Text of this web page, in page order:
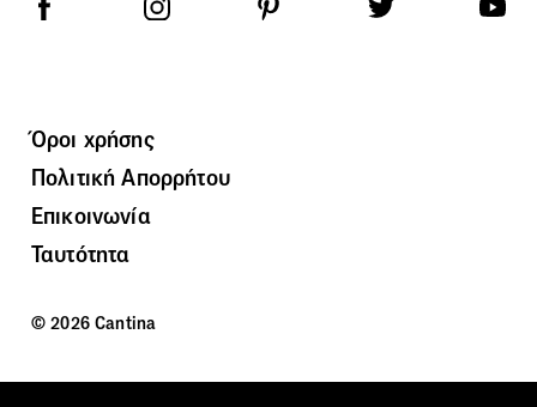
Όροι χρήσης
Πολιτική Απορρήτου
Επικοινωνία
Ταυτότητα
© 2026 Cantina